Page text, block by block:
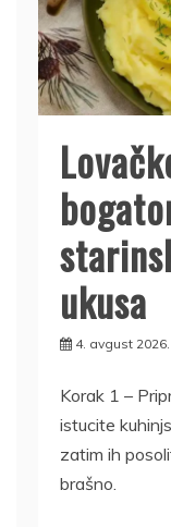
ukusa
4. avgust 2026.
Korak 1 –
istucite
zatim ih
brašno.